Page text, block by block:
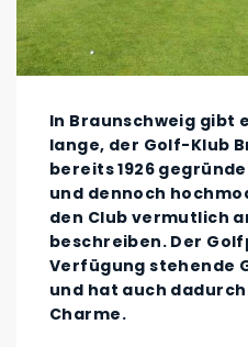
In Braunschweig gibt
lange, der Golf-Klub
bereits 1926
und dennoch
den Club vermutlich
beschreiben. Der
Verfügung stehende
und hat auch
Charme.